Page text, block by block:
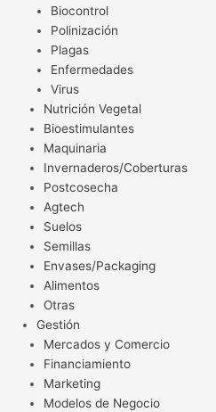
Biocontrol
Polinización
Plagas
Enfermedades
Virus
Nutrición Vegetal
Bioestimulantes
Maquinaria
Invernaderos/Coberturas
Postcosecha
Agtech
Suelos
Semillas
Envases/Packaging
Alimentos
Otras
Gestión
Mercados y Comercio
Financiamiento
Marketing
Modelos de Negocio